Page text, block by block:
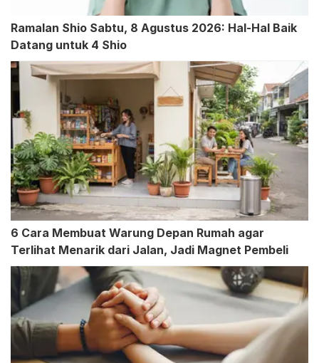
Ramalan Shio Sabtu, 8 Agustus 2026: Hal-Hal Baik
Datang untuk 4 Shio
6 Cara Membuat Warung Depan Rumah agar
Terlihat Menarik dari Jalan, Jadi Magnet Pembeli